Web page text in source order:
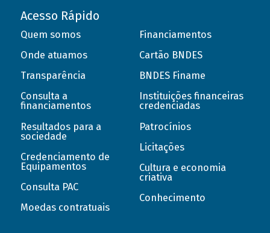
Acesso Rápido
Quem somos
Onde atuamos
Transparência
Consulta a
financiamentos
Resultados para a
sociedade
Credenciamento de
Equipamentos
Consulta PAC
Moedas contratuais
Financiamentos
Cartão BNDES
BNDES Finame
Instituições financeiras
credenciadas
Patrocínios
Licitações
Cultura e economia
criativa
Conhecimento